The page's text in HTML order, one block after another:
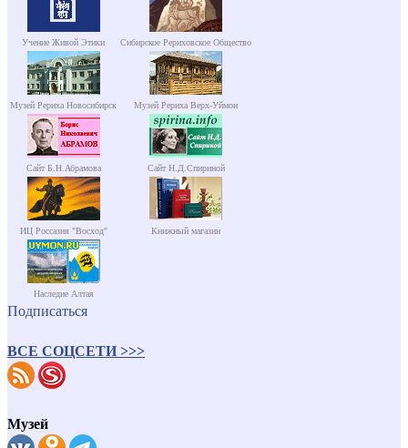
Учение Живой Этики Сибирское Рериховское Общество
Музей Рериха Новосибирск Музей Рериха Верх-Уймон
Сайт Б.Н.Абрамова Сайт Н.Д.Спириной
ИЦ Россазия "Восход" Книжный магазин
Наследие Алтая
Подписаться
ВСЕ СОЦСЕТИ >>>
Музей